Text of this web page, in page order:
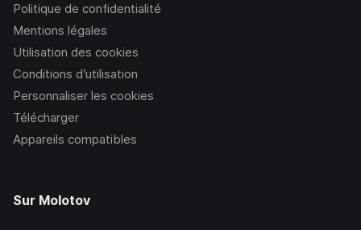
Politique de confidentialité
Mentions légales
Utilisation des cookies
Conditions d’utilisation
Personnaliser les cookies
Télécharger
Appareils compatibles
Sur Molotov